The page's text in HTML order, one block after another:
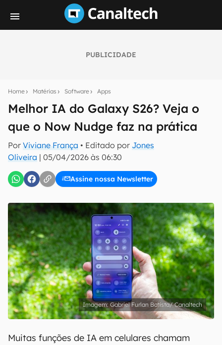
PUBLICIDADE
Home Matérias Software Apps
Melhor IA do Galaxy S26? Veja o
que o Now Nudge faz na prática
Por Viviane França • Editado por Jones
Oliveira | 05/04/2026 às 06:30
Assine nossa Newsletter
notícias e reviews sobre tecnologia em primeira
mão.
E-mail
Uso e Política de Privacidade do Canaltech.
Gabriel Furlan Batista/ Canaltech
Muitas funções de IA em celulares chamam